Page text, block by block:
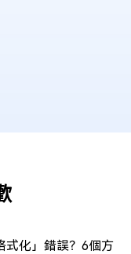
式化」錯誤？6個方